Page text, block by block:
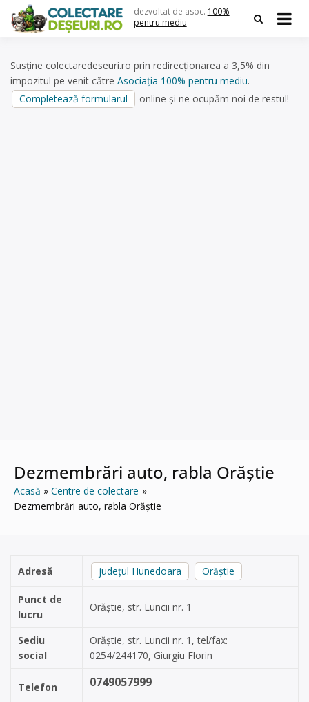
content
dezvoltat de asoc. 100%
pentru mediu
Susține colectaredeseuri.ro prin redirecționarea a 3,5% din
impozitul pe venit către Asociația 100% pentru mediu.
Completează formularul
online și ne ocupăm noi de restul!
Dezmembrări auto, rabla Orăștie
Acasă
Centre de colectare
Dezmembrări auto, rabla Orăștie
Adresă județul Hunedoara Orăștie
Punct de
lucru
Orăștie, str. Luncii nr. 1
Sediu
social
Orăștie, str. Luncii nr. 1, tel/fax:
0254/244170, Giurgiu Florin
Telefon 0749057999